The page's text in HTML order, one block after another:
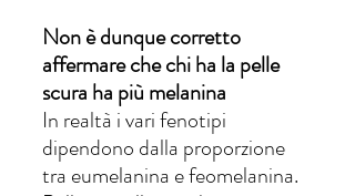
Non è dunque corretto
affermare che chi ha la pelle
scura ha più melanina
In realtà i vari fenotipi
dipendono dalla proporzione
tra eumelanina e feomelanina.